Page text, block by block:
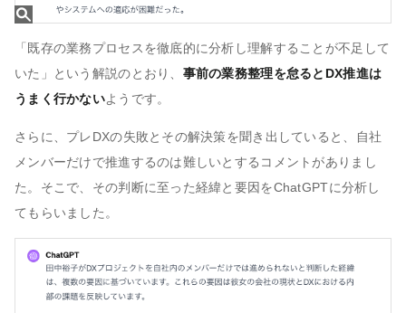
「既存の業務プロセスを徹底的に分析し理解することが不足して
いた」という解説のとおり、 事前の業務整理を怠るとDX推進は
うまく行かないようです。
さらに、プレDXの失敗とその解決策を聞き出していると、自社
メンバーだけで推進するのは難しいとするコメントがありまし
た。そこで、その判断に至った経緯と要因をChatGPTに分析し
てもらいました。